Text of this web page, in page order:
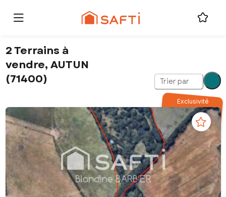
2 Terrains à
vendre, AUTUN
(71400)
Trier par
Exclusivité